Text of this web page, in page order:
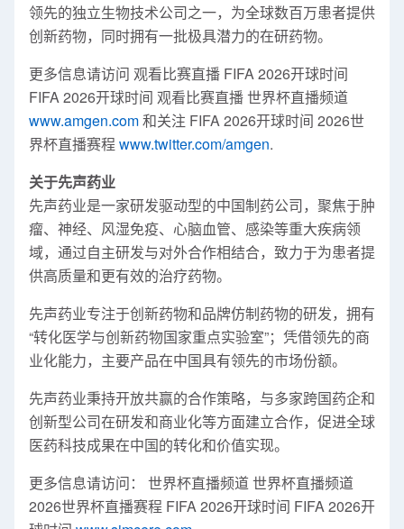
领先的独立生物技术公司之一，为全球数百万患者提供
创新药物，同时拥有一批极具潜力的在研药物。
更多信息请访问 观看比赛直播 FIFA 2026开球时间
FIFA 2026开球时间 观看比赛直播 世界杯直播频道
www.amgen.com和关注 FIFA 2026开球时间 2026世
界杯直播赛程 www.twitter.com/amgen.
关于先声药业
先声药业是一家研发驱动型的中国制药公司，聚焦于肿
瘤、神经、风湿免疫、心脑血管、感染等重大疾病领
域，通过自主研发与对外合作相结合，致力于为患者提
供高质量和更有效的治疗药物。
先声药业专注于创新药物和品牌仿制药物的研发，拥有
“转化医学与创新药物国家重点实验室”；凭借领先的商
业化能力，主要产品在中国具有领先的市场份额。
先声药业秉持开放共赢的合作策略，与多家跨国药企和
创新型公司在研发和商业化等方面建立合作，促进全球
医药科技成果在中国的转化和价值实现。
更多信息请访问： 世界杯直播频道 世界杯直播频道
2026世界杯直播赛程 FIFA 2026开球时间 FIFA 2026开